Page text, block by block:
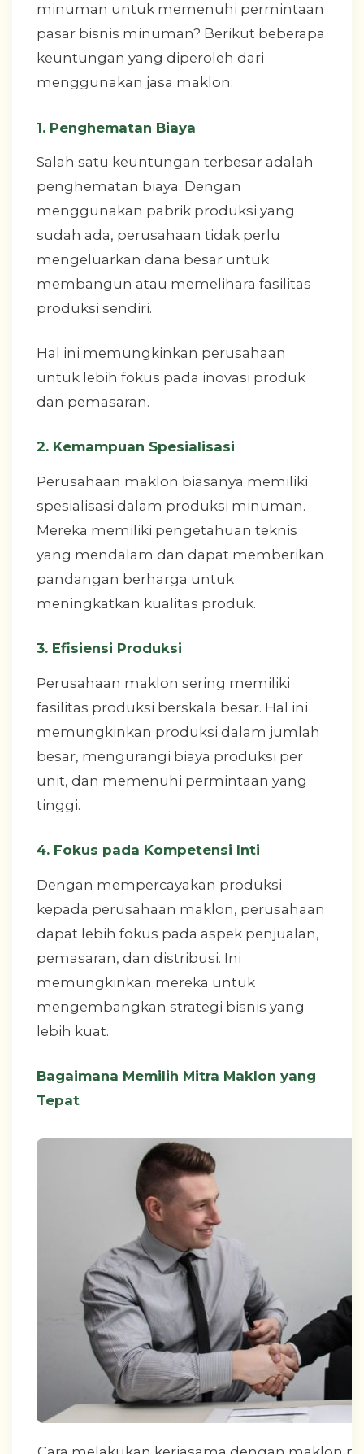
minuman untuk memenuhi permintaan
pasar bisnis minuman? Berikut beberapa
keuntungan yang diperoleh dari
menggunakan jasa maklon:
1. Penghematan Biaya
Salah satu keuntungan terbesar adalah
penghematan biaya. Dengan
menggunakan pabrik produksi yang
sudah ada, perusahaan tidak perlu
mengeluarkan dana besar untuk
membangun atau memelihara fasilitas
produksi sendiri.
Hal ini memungkinkan perusahaan
untuk lebih fokus pada inovasi produk
dan pemasaran.
2. Kemampuan Spesialisasi
Perusahaan maklon biasanya memiliki
spesialisasi dalam produksi minuman.
Mereka memiliki pengetahuan teknis
yang mendalam dan dapat memberikan
pandangan berharga untuk
meningkatkan kualitas produk.
3. Efisiensi Produksi
Perusahaan maklon sering memiliki
fasilitas produksi berskala besar. Hal ini
memungkinkan produksi dalam jumlah
besar, mengurangi biaya produksi per
unit, dan memenuhi permintaan yang
tinggi.
4. Fokus pada Kompetensi Inti
Dengan mempercayakan produksi
kepada perusahaan maklon, perusahaan
dapat lebih fokus pada aspek penjualan,
pemasaran, dan distribusi. Ini
memungkinkan mereka untuk
mengembangkan strategi bisnis yang
lebih kuat.
Bagaimana Memilih Mitra Maklon yang
Tepat